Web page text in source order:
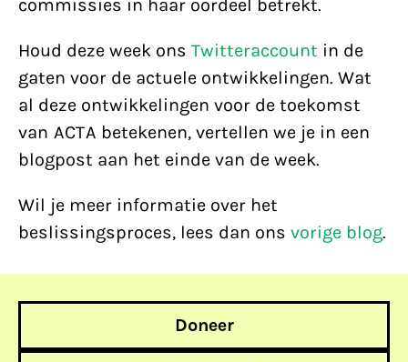
commissies in haar oordeel betrekt.
Houd deze week ons Twitteraccount in de
gaten voor de actuele ontwikkelingen. Wat
al deze ontwikkelingen voor de toekomst
van ACTA betekenen, vertellen we je in een
blogpost aan het einde van de week.
Wil je meer informatie over het
beslissingsproces, lees dan ons vorige blog.
Doneer